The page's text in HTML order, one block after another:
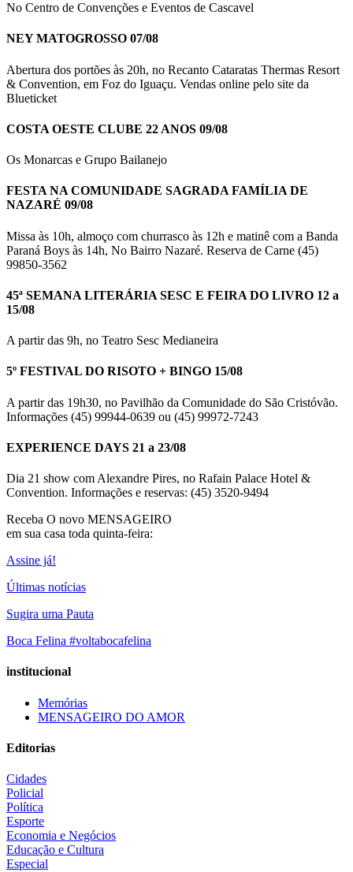
No Centro de Convenções e Eventos de Cascavel
NEY MATOGROSSO 07/08
Abertura dos portões às 20h, no Recanto Cataratas Thermas Resort
& Convention, em Foz do Iguaçu. Vendas online pelo site da
Blueticket
COSTA OESTE CLUBE 22 ANOS 09/08
Os Monarcas e Grupo Bailanejo
FESTA NA COMUNIDADE SAGRADA FAMÍLIA DE
NAZARÉ 09/08
Missa às 10h, almoço com churrasco às 12h e matinê com a Banda
Paraná Boys às 14h, No Bairro Nazaré. Reserva de Carne (45)
99850-3562
45ª SEMANA LITERÁRIA SESC E FEIRA DO LIVRO 12 a
15/08
A partir das 9h, no Teatro Sesc Medianeira
5º FESTIVAL DO RISOTO + BINGO 15/08
A partir das 19h30, no Pavilhão da Comunidade do São Cristóvão.
Informações (45) 99944-0639 ou (45) 99972-7243
EXPERIENCE DAYS 21 a 23/08
Dia 21 show com Alexandre Pires, no Rafain Palace Hotel &
Convention. Informações e reservas: (45) 3520-9494
Receba O novo MENSAGEIRO
em sua casa toda quinta-feira:
Assine já!
Últimas notícias
Sugira uma Pauta
Boca Felina #voltabocafelina
institucional
Memórias
MENSAGEIRO DO AMOR
Editorias
Cidades
Policial
Política
Esporte
Economia e Negócios
Educação e Cultura
Especial